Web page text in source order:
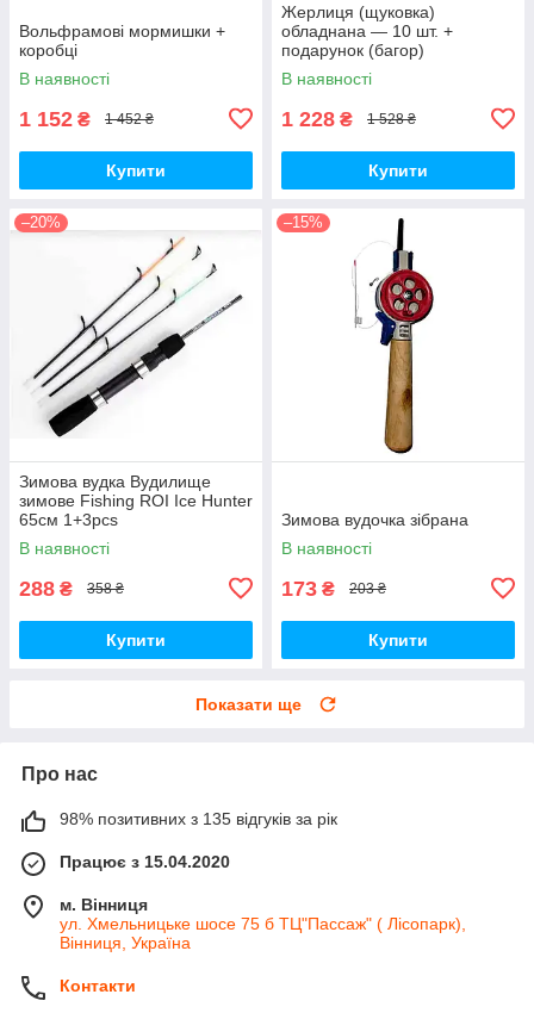
Вольфрамові мормишки +
коробці
В наявності
1 152 ₴ 1 452 ₴
Купити
Жерлиця (щуковка)
обладнана — 10 шт. +
подарунок (багор)
В наявності
1 228 ₴ 1 528 ₴
Купити
–20%
Зимова вудка Вудилище
зимове Fishing ROI Ice Hunter
65см 1+3pcs
В наявності
288 ₴ 358 ₴
Купити
–15%
Зимова вудочка зібрана
В наявності
173 ₴ 203 ₴
Купити
Показати ще
Про нас
98% позитивних з 135 відгуків за рік
Працює з 15.04.2020
м. Вінниця
ул. Хмельницьке шосе 75 б ТЦ"Пассаж" ( Лісопарк),
Вінниця, Україна
Контакти